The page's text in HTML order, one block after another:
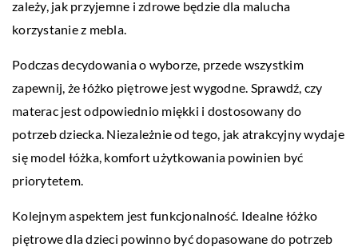
zależy, jak przyjemne i zdrowe będzie dla malucha
korzystanie z mebla.
Podczas decydowania o wyborze, przede wszystkim
zapewnij, że łóżko piętrowe jest wygodne. Sprawdź, czy
materac jest odpowiednio miękki i dostosowany do
potrzeb dziecka. Niezależnie od tego, jak atrakcyjny wydaje
się model łóżka, komfort użytkowania powinien być
priorytetem.
Kolejnym aspektem jest funkcjonalność. Idealne łóżko
piętrowe dla dzieci powinno być dopasowane do potrzeb